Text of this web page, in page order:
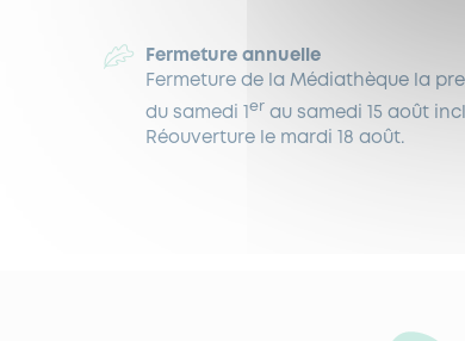
Fermeture annuelle
Fermeture de la Médiathèque la
du samedi 1
er au samedi 15 août
Réouverture le mardi 18 août.